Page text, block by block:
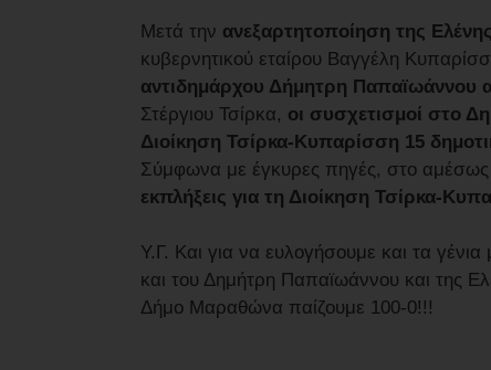
Μετά την ανεξαρτητοποίηση της
κυβερνητικού εταίρου Βαγγέλη
αντιδημάρχου Δήμητρη Παπαϊωάννου
Στέργιου Τσίρκα, οι συσχετισμοί στο
Διοίκηση Τσίρκα-Κυπαρίσση 15
Σύμφωνα με έγκυρες πηγές, στο αμέσως
εκπλήξεις για τη Διοίκηση Τσίρκα-
Υ.Γ. Και για να ευλογήσουμε και τα
και του Δημήτρη Παπαϊωάννου και της
Δήμο Μαραθώνα παίζουμε 100-0!!!